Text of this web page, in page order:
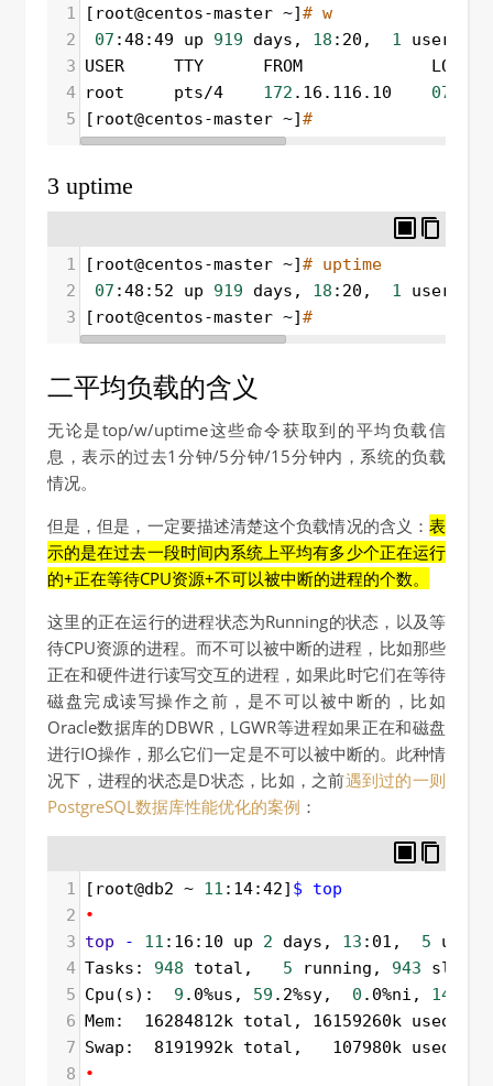
1 [root@centos-master ~]# w
2
07 :48:49 up 919 days, 18 :20, 1 user,
3 USER     TTY      FROM             LOGIN@
4 root     pts/4 172 .16.116.10 07
5
[root@centos-master ~]#
3 uptime
1 [root@centos-master ~]# uptime
2
07 :48:52 up 919 days, 18 :20, 1 user,
3
[root@centos-master ~]#
二平均负载的含义
无论是top/w/uptime这些命令获取到的平均负载信
息，表示的过去1分钟/5分钟/15分钟内，系统的负载
情况。
但是，但是，一定要描述清楚这个负载情况的含义： 表
示的是在过去一段时间内系统上平均有多少个正在运行
的+正在等待CPU资源+不可以被中断的进程的个数。
这里的正在运行的进程状态为Running的状态，以及等
待CPU资源的进程。而不可以被中断的进程，比如那些
正在和硬件进行读写交互的进程，如果此时它们在等待
磁盘完成读写操作之前，是不可以被中断的，比如
Oracle数据库的DBWR，LGWR等进程如果正在和磁盘
进行IO操作，那么它们一定是不可以被中断的。此种情
况下，进程的状态是D状态，比如，之前遇到过的一则
PostgreSQL数据库性能优化的案例 ：
1 [root@db2 ~ 11 :14:42] $ top
2
•
3 top - 11 :16:10 up 2 days, 13 :01, 5
4 Tasks: 948 total, 5 running, 943
5 Cpu(s): 9 .0%us, 59 .2%sy, 0 .0%ni, 14
6 Mem:  16284812k total, 16159260k
7 Swap:  8191992k total,   107980k used,
8
•